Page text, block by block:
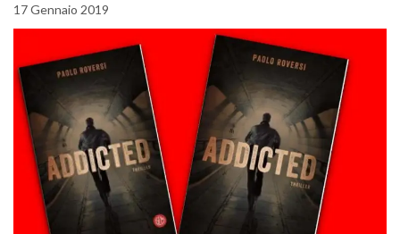
17 Gennaio 2019